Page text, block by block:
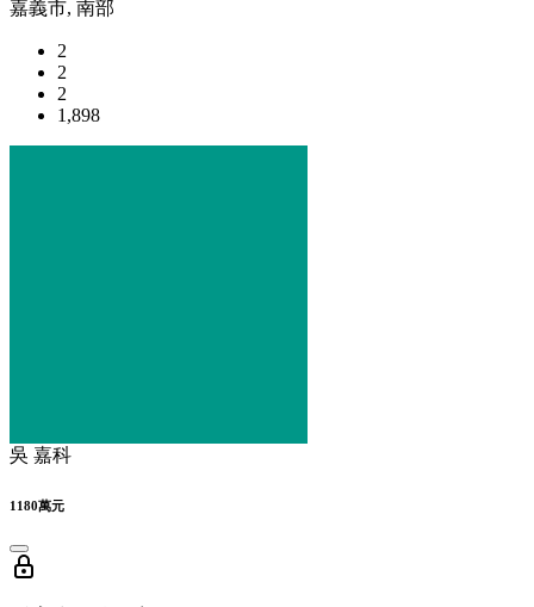
嘉義市, 南部
2
2
2
1,898
吳 嘉科
1180萬元